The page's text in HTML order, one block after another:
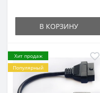
В КОРЗИНУ
Хит продаж
Популярный